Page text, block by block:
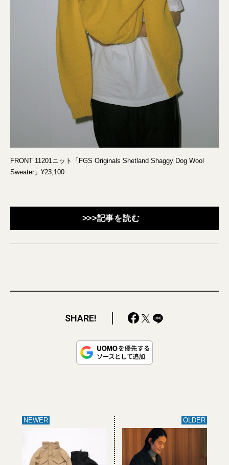
FRONT 11201ニット「FGS Originals Shetland Shaggy Dog Wool
Sweater」¥23,100
>>>記事を読む
SHARE!
NEWER OLDER